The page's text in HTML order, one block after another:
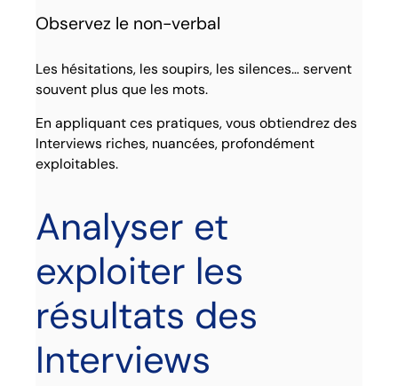
Observez le non-verbal
Les hésitations, les soupirs, les silences… servent
souvent plus que les mots.
En appliquant ces pratiques, vous obtiendrez des
Interviews riches, nuancées, profondément
exploitables.
Analyser et
exploiter les
résultats des
Interviews